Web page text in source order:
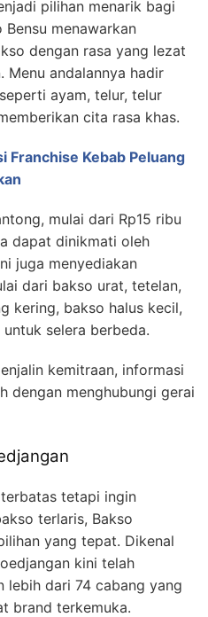
pilihan menarik bagi
menawarkan
dengan rasa yang lezat
Menu andalannya hadir
ayam, telur, telur
cita rasa khas.
Franchise Kebab Peluang
mulai dari Rp15 ribu
dapat dinikmati oleh
juga menyediakan
dari bakso urat, tetelan,
kering, bakso halus kecil,
selera berbeda.
kemitraan, informasi
dengan menghubungi gerai
tetapi ingin
terlaris, Bakso
yang tepat. Dikenal
kini telah
lebih dari 74 cabang yang
brand terkemuka.